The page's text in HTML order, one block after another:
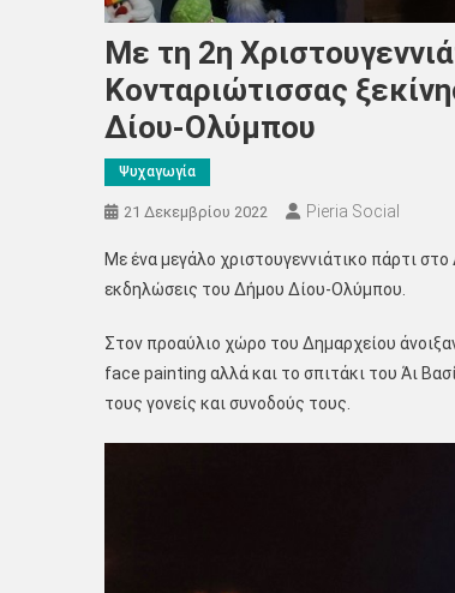
Με τη 2η
Κονταριώτισσας
Δίου-Ολύμπου
Ψυχαγωγία
21 Δεκεμβρίου 2022 Pieria Social
Με ένα μεγάλο χριστουγεννιάτικο πάρτι
εκδηλώσεις του Δήμου Δίου-Ολύμπου.
Στον προαύλιο χώρο του Δημαρχείου
face painting αλλά και το σπιτάκι του Άι
τους γονείς και συνοδούς τους.